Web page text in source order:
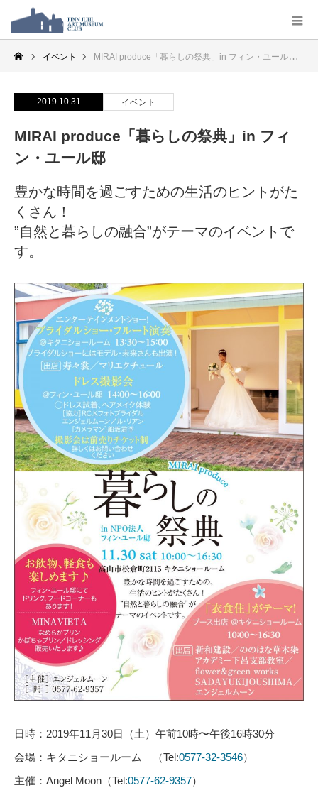
イベント MIRAI produce「暮らしの祭典」in フィン・ユール邸
2019.10.31 イベント
MIRAI produce「暮らしの祭典」in フィ
ン・ユール邸
豊かな時間を過ごすための生活のヒントがた
くさん！
”自然と暮らしの融合”がテーマのイベントで
す。
日時：2019年11月30日（土）午前10時〜午後16時30分
会場：キタニショールーム （Tel:0577-32-3546）
主催：Angel Moon（Tel:0577-62-9357）